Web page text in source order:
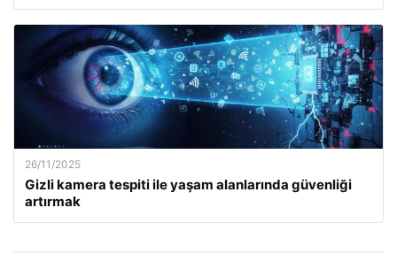
26/11/2025
Gizli kamera tespiti ile yaşam alanlarında güvenliği
artırmak